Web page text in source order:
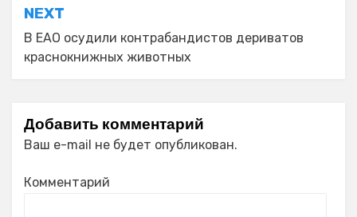
NEXT
В ЕАО осудили контрабандистов дериватов
краснокнижных животных
Добавить комментарий
Ваш e-mail не будет опубликован.
Комментарий